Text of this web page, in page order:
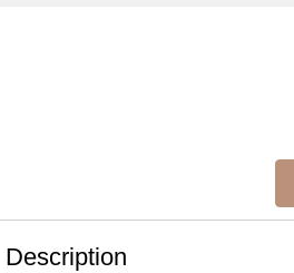
Description